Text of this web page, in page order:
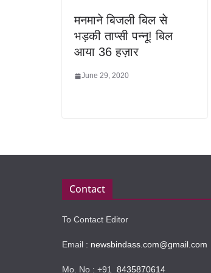
मनमाने बिजली बिल से
भड़की ताप्सी पन्नू! बिल
आया 36 हज़ार
June 29, 2020
Contact
To Contact Editor
Email : newsbindass.com@gmail.com
Mo. No : +91 8435870614